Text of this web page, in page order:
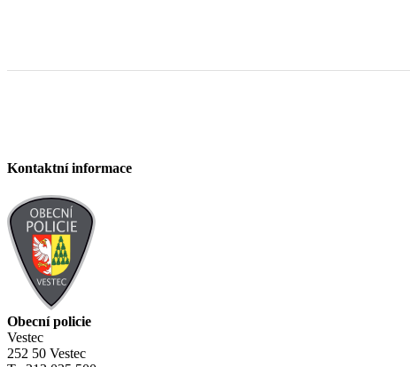
Kontaktní informace
Obecní policie
Vestec
252 50 Vestec